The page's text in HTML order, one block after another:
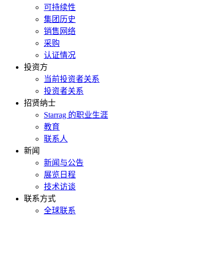
可持续性
集团历史
销售网络
采购
认证情况
投资方
当前投资者关系
投资者关系
招贤纳士
Starrag 的职业生涯
教育
联系人
新闻
新闻与公告
展览日程
技术访谈
联系方式
全球联系